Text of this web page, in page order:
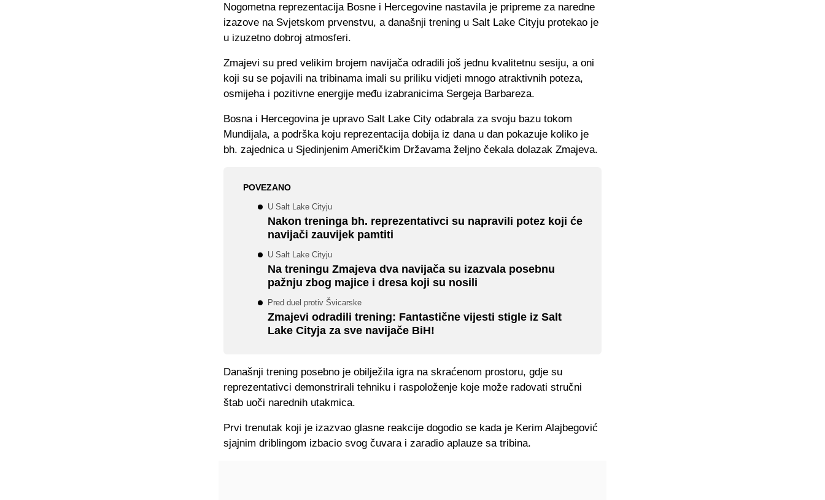
Nogometna reprezentacija Bosne i Hercegovine nastavila je pripreme za naredne
izazove na Svjetskom prvenstvu, a današnji trening u Salt Lake Cityju protekao je
u izuzetno dobroj atmosferi.
Zmajevi su pred velikim brojem navijača odradili još jednu kvalitetnu sesiju, a oni
koji su se pojavili na tribinama imali su priliku vidjeti mnogo atraktivnih poteza,
osmijeha i pozitivne energije među izabranicima Sergeja Barbareza.
Bosna i Hercegovina je upravo Salt Lake City odabrala za svoju bazu tokom
Mundijala, a podrška koju reprezentacija dobija iz dana u dan pokazuje koliko je
bh. zajednica u Sjedinjenim Američkim Državama željno čekala dolazak Zmajeva.
POVEZANO
U Salt Lake Cityju
Nakon treninga bh. reprezentativci su napravili potez koji će
navijači zauvijek pamtiti
U Salt Lake Cityju
Na treningu Zmajeva dva navijača su izazvala posebnu
pažnju zbog majice i dresa koji su nosili
Pred duel protiv Švicarske
Zmajevi odradili trening: Fantastične vijesti stigle iz Salt
Lake Cityja za sve navijače BiH!
Današnji trening posebno je obilježila igra na skraćenom prostoru, gdje su
reprezentativci demonstrirali tehniku i raspoloženje koje može radovati stručni
štab uoči narednih utakmica.
Prvi trenutak koji je izazvao glasne reakcije dogodio se kada je Kerim Alajbegović
sjajnim driblingom izbacio svog čuvara i zaradio aplauze sa tribina.